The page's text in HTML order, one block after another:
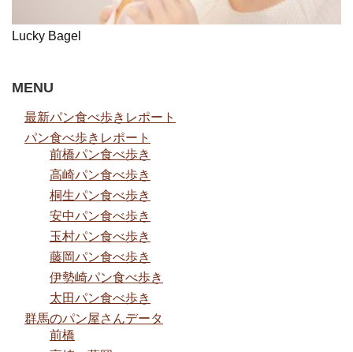
Lucky Bagel
MENU
最新パン食べ歩きレポート
パン食べ歩きレポート
前橋パン食べ歩き
高崎パン食べ歩き
桐生パン食べ歩き
安中パン食べ歩き
玉村パン食べ歩き
藤岡パン食べ歩き
伊勢崎パン食べ歩き
太田パン食べ歩き
群馬のパン屋さんデータ
前橋